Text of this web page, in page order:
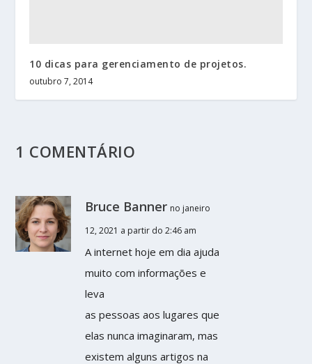
10 dicas para gerenciamento de projetos.
outubro 7, 2014
1 COMENTÁRIO
Bruce Banner no janeiro
12, 2021 a partir do 2:46 am
A internet hoje em dia ajuda
muito com informações e
leva
as pessoas aos lugares que
elas nunca imaginaram, mas
existem alguns artigos na